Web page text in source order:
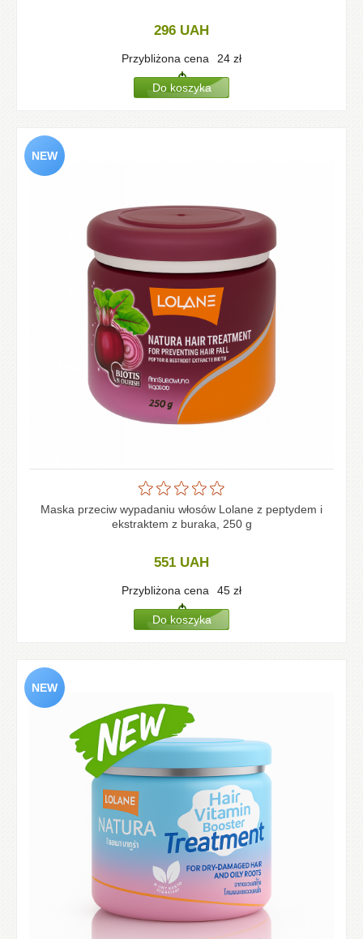
296 UAH
Przybliżona cena 24 zł
Maska przeciw wypadaniu włosów Lolane z peptydem i
ekstraktem z buraka, 250 g
551 UAH
Przybliżona cena 45 zł